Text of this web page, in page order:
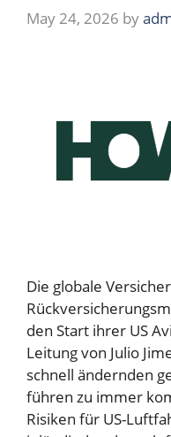
May 24, 2026 by
Die globale
den Start ihrer US
Leitung von Julio
schnell ändernden
führen zu immer
Risiken für US-